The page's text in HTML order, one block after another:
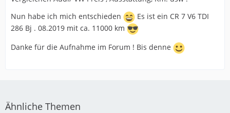
Nun habe ich mich entschieden
Es ist ein CR 7 V6 TDI
286 Bj . 08.2019 mit ca. 11000 km
Danke für die Aufnahme im Forum ! Bis denne
Ähnliche Themen